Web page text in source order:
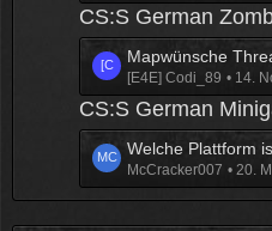
g
e
t
z
t
e
B
e
i
r
ä
CS:S German
L
e
t
z
t
e
B
e
Mapwünsche
[E4E] Codi_89 14.
CS:S German
L
e
t
Welche Plattform ist
McCracker007 20.